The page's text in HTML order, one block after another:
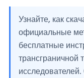
Узнайте, как
официальные
бесплатные
трансграничной